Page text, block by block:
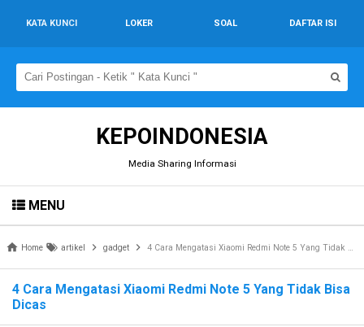
KATA KUNCI LOKER SOAL DAFTAR ISI
KEPOINDONESIA
Media Sharing Informasi
MENU
Home artikel gadget 4 Cara Mengatasi Xiaomi Redmi Note 5 Yang Tidak Bisa Dicas
4 Cara Mengatasi Xiaomi Redmi Note 5 Yang Tidak Bisa
Dicas